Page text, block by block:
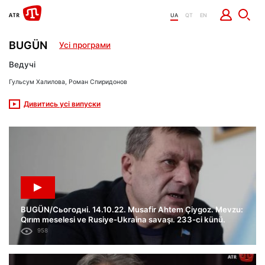
UA QT EN
BUGÜN Усі програми
BUGÜN/Сьогодні. 14.10.22. Musafir Ahtem Çiygoz. Mevzu:
Qırım meselesi ve Rusiye-Ukraina savaşı. 233-ci künü.
958
Ведучі
Гульсум Халилова, Роман Спиридонов
Дивитись усі випуски